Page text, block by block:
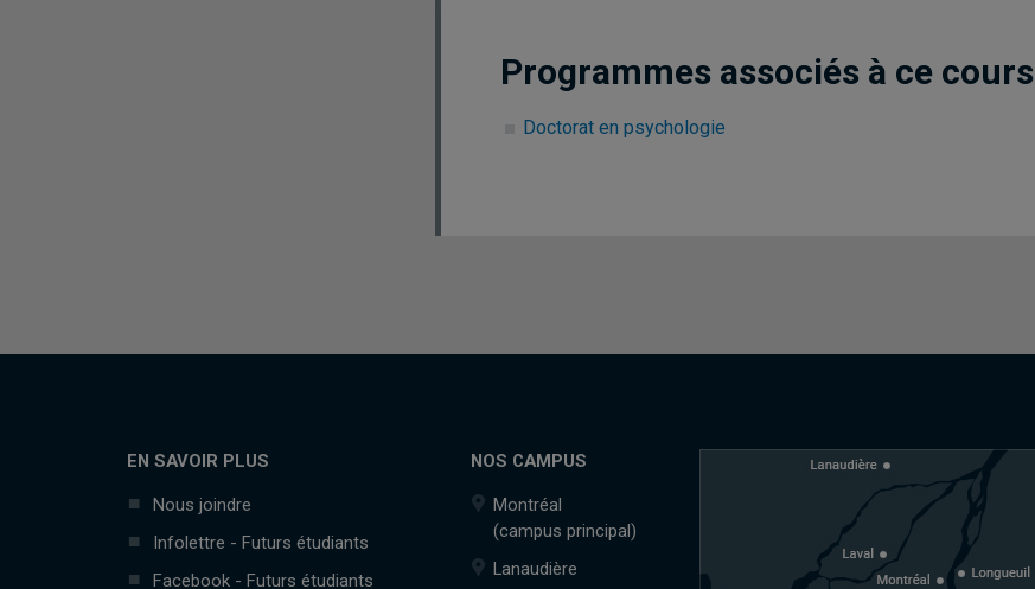
Programmes associés à ce cours
Doctorat en psychologie
EN SAVOIR PLUS
Nous joindre
Infolettre - Futurs étudiants
Facebook - Futurs étudiants
NOS CAMPUS
Montréal
(campus principal)
Lanaudière